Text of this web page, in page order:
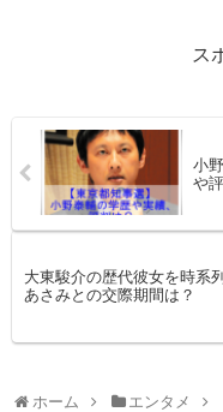
ス
小
や
大東駿介の歴代彼女を時系
あさみとの交際期間は？
ホーム エンタメ